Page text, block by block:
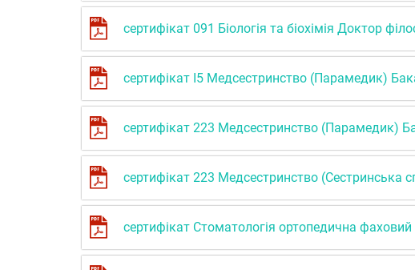
сертифікат 091 Біологія та біохімія Доктор
сертифікат І5 Медсестринство (Парамедик)
сертифікат 223 Медсестринство (Парамедик)
сертифікат 223 Медсестринство (Сестринська
сертифікат Стоматологія ортопедична